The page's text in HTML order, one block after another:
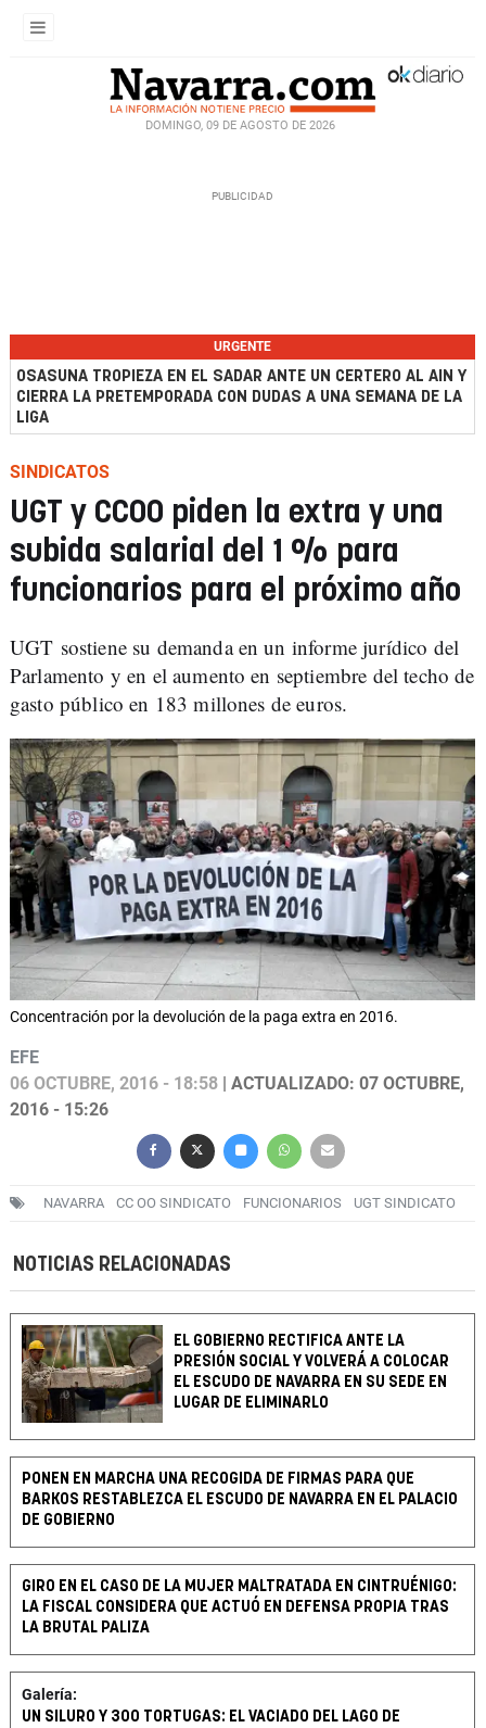
DOMINGO, 09 DE AGOSTO DE 2026
URGENTE
OSASUNA TROPIEZA EN EL SADAR ANTE UN CERTERO AL AIN Y
CIERRA LA PRETEMPORADA CON DUDAS A UNA SEMANA DE LA
LIGA
SINDICATOS
UGT y CCOO piden la extra y una
subida salarial del 1 % para
funcionarios para el próximo año
UGT sostiene su demanda en un informe jurídico del
Parlamento y en el aumento en septiembre del techo de
gasto público en 183 millones de euros.
Concentración por la devolución de la paga extra en 2016.
EFE
06 OCTUBRE, 2016 - 18:58 | ACTUALIZADO: 07 OCTUBRE,
2016 - 15:26
NAVARRA CC OO SINDICATO FUNCIONARIOS UGT SINDICATO
NOTICIAS RELACIONADAS
EL GOBIERNO RECTIFICA ANTE LA
PRESIÓN SOCIAL Y VOLVERÁ A COLOCAR
EL ESCUDO DE NAVARRA EN SU SEDE EN
LUGAR DE ELIMINARLO
PONEN EN MARCHA UNA RECOGIDA DE FIRMAS PARA QUE
BARKOS RESTABLEZCA EL ESCUDO DE NAVARRA EN EL PALACIO
DE GOBIERNO
GIRO EN EL CASO DE LA MUJER MALTRATADA EN CINTRUÉNIGO:
LA FISCAL CONSIDERA QUE ACTUÓ EN DEFENSA PROPIA TRAS
LA BRUTAL PALIZA
Galería:
UN SILURO Y 300 TORTUGAS: EL VACIADO DEL LAGO DE